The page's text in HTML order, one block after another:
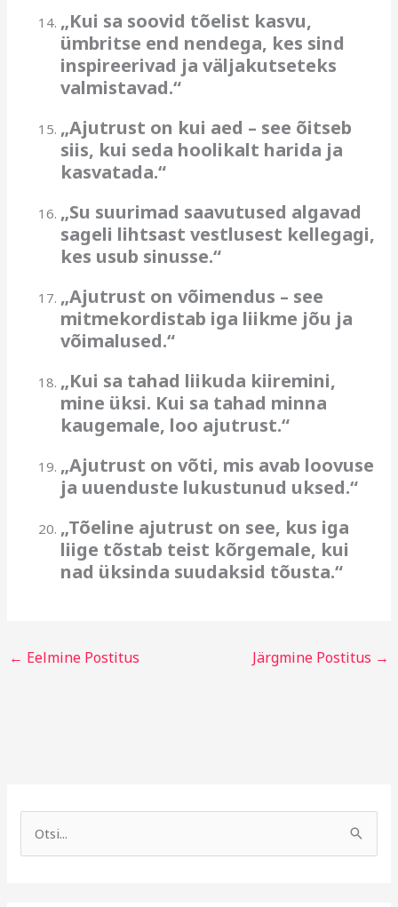
„Kui sa soovid tõelist kasvu,
ümbritse end nendega, kes sind
inspireerivad ja väljakutseteks
valmistavad.“
„Ajutrust on kui aed – see õitseb
siis, kui seda hoolikalt harida ja
kasvatada.“
„Su suurimad saavutused algavad
sageli lihtsast vestlusest kellegagi,
kes usub sinusse.“
„Ajutrust on võimendus – see
mitmekordistab iga liikme jõu ja
võimalused.“
„Kui sa tahad liikuda kiiremini,
mine üksi. Kui sa tahad minna
kaugemale, loo ajutrust.“
„Ajutrust on võti, mis avab loovuse
ja uuenduste lukustunud uksed.“
„Tõeline ajutrust on see, kus iga
liige tõstab teist kõrgemale, kui
nad üksinda suudaksid tõusta.“
← Eelmine Postitus Järgmine Postitus →